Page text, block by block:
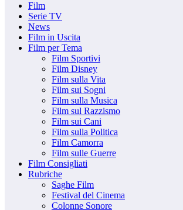
Film
Serie TV
News
Film in Uscita
Film per Tema
Film Sportivi
Film Disney
Film sulla Vita
Film sui Sogni
Film sulla Musica
Film sul Razzismo
Film sui Cani
Film sulla Politica
Film Camorra
Film sulle Guerre
Film Consigliati
Rubriche
Saghe Film
Festival del Cinema
Colonne Sonore